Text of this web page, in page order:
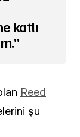
katlı
Reed
şu